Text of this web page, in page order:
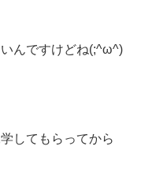
んですけどね(;^ω^)
してもらってから